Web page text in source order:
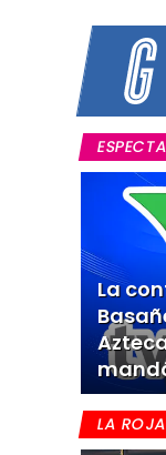
La
LA ROJA